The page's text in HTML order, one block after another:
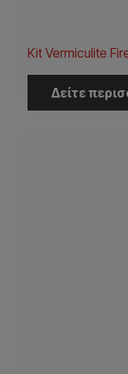
Kit Vermiculite
Δείτε